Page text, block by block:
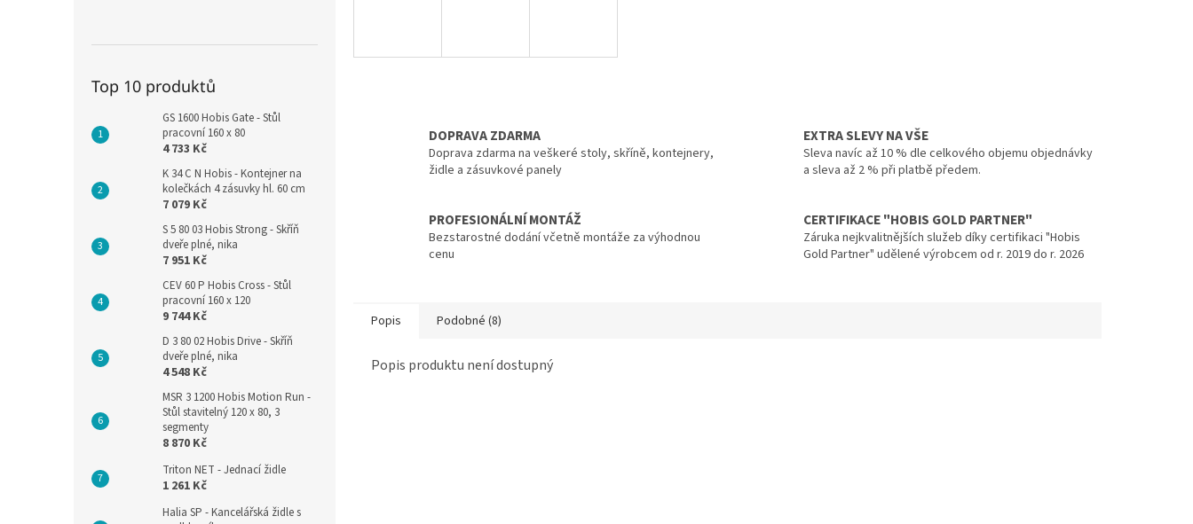
Top 10 produktů
GS 1600 Hobis Gate - Stůl
pracovní 160 x 80
4 733 Kč
K 34 C N Hobis - Kontejner na
kolečkách 4 zásuvky hl. 60 cm
7 079 Kč
S 5 80 03 Hobis Strong - Skříň
dveře plné, nika
7 951 Kč
CEV 60 P Hobis Cross - Stůl
pracovní 160 x 120
9 744 Kč
D 3 80 02 Hobis Drive - Skříň
dveře plné, nika
4 548 Kč
MSR 3 1200 Hobis Motion Run -
Stůl stavitelný 120 x 80, 3
segmenty
8 870 Kč
Triton NET - Jednací židle
1 261 Kč
Halia SP - Kancelářská židle s
DOPRAVA ZDARMA
Doprava zdarma na veškeré stoly, skříně, kontejnery,
židle a zásuvkové panely
EXTRA SLEVY NA VŠE
Sleva navíc až 10 % dle celkového objemu objednávky
a sleva až 2 % při platbě předem.
PROFESIONÁLNÍ MONTÁŽ
Bezstarostné dodání včetně montáže za výhodnou
cenu
CERTIFIKACE "HOBIS GOLD PARTNER"
Záruka nejkvalitnějších služeb díky certifikaci "Hobis
Gold Partner" udělené výrobcem od r. 2019 do r. 2026
Popis Podobné (8)
Popis produktu není dostupný